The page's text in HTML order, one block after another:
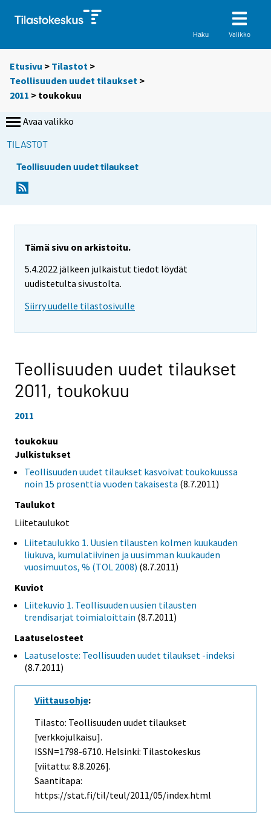
Haku Valikko
Etusivu > Tilastot >
Teollisuuden uudet tilaukset >
2011 > toukokuu
Avaa valikko
TILASTOT
Teollisuuden uudet tilaukset
Tämä sivu on arkistoitu.
5.4.2022 jälkeen julkaistut tiedot löydät
uudistetulta sivustolta.
Siirry uudelle tilastosivulle
Teollisuuden uudet tilaukset
2011, toukokuu
2011
toukokuu
Julkistukset
Teollisuuden uudet tilaukset kasvoivat toukokuussa
noin 15 prosenttia vuoden takaisesta (8.7.2011)
Taulukot
Liitetaulukot
Liitetaulukko 1. Uusien tilausten kolmen kuukauden
liukuva, kumulatiivinen ja uusimman kuukauden
vuosimuutos, % (TOL 2008) (8.7.2011)
Kuviot
Liitekuvio 1. Teollisuuden uusien tilausten
trendisarjat toimialoittain (8.7.2011)
Laatuselosteet
Laatuseloste: Teollisuuden uudet tilaukset -indeksi
(8.7.2011)
Viittausohje:
Tilasto: Teollisuuden uudet tilaukset
[verkkojulkaisu].
ISSN=1798-6710. Helsinki: Tilastokeskus
[viitattu: 8.8.2026].
Saantitapa:
https://stat.fi/til/teul/2011/05/index.html